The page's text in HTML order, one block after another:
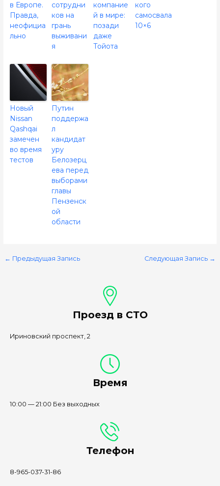
в Европе.
Правда,
неофициа
льно
сотрудни
ков на
грань
выживани
я
компание
й в мире:
позади
даже
Тойота
кого
самосвала
10×6
Новый
Nissan
Qashqai
замечен
во время
тестов
Путин
поддержа
л
кандидат
уру
Белозерц
ева перед
выборами
главы
Пензенск
ой
области
← Предыдущая Запись Следующая Запись →
Проезд в СТО
Ириновский проспект, 2
Время
10:00 — 21:00 Без выходных
Телефон
8-965-037-31-86